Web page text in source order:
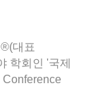
대표
학회인 '국제